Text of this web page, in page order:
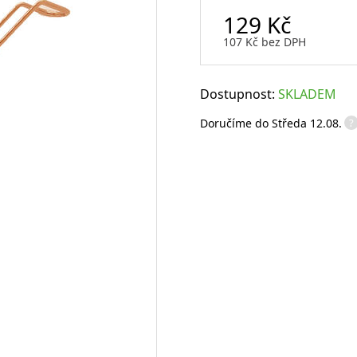
Sklenice na rum
Sklenice na whisky
Degustační sklenice na víno
129 Kč
107 Kčbez DPH
Dostupnost: SKLADEM
Doručíme do Středa 12.08. ?